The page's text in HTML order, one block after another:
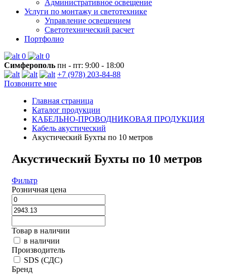
Административное освещение
Услуги по монтажу и светотехнике
Управление освещением
Светотехнический расчет
Портфолио
0
0
Симферополь пн - пт: 9:00 - 18:00
+7 (978) 203-84-88
Позвоните мне
Главная страница
Каталог продукции
КАБЕЛЬНО-ПРОВОДНИКОВАЯ ПРОДУКЦИЯ
Кабель акустический
Акустический Бухты по 10 метров
Акустический Бухты по 10 метров
Фильтр
Розничная цена
Товар в наличии
в наличии
Производитель
SDS (СДС)
Бренд